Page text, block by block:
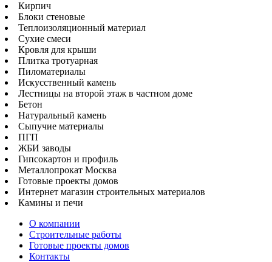
Кирпич
Блоки стеновые
Теплоизоляционный материал
Сухие смеси
Кровля для крыши
Плитка тротуарная
Пиломатериалы
Искусственный камень
Лестницы на второй этаж в частном доме
Бетон
Натуральный камень
Сыпучие материалы
ПГП
ЖБИ заводы
Гипсокартон и профиль
Металлопрокат Москва
Готовые проекты домов
Интернет магазин строительных материалов
Камины и печи
О компании
Строительные работы
Готовые проекты домов
Контакты